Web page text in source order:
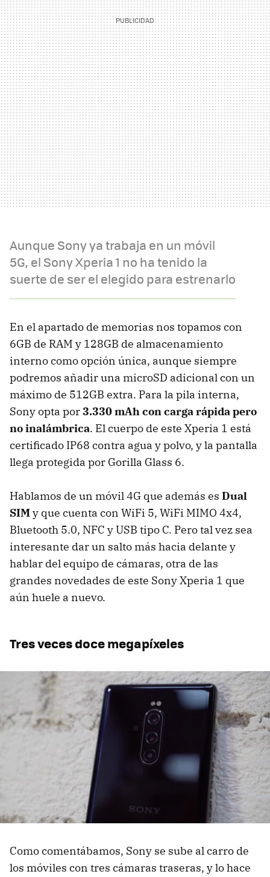
Aunque Sony ya trabaja en un móvil
5G, el Sony Xperia 1 no ha tenido la
suerte de ser el elegido para estrenarlo
En el apartado de memorias nos topamos con
6GB de RAM y 128GB de almacenamiento
interno como opción única, aunque siempre
podremos añadir una microSD adicional con un
máximo de 512GB extra. Para la pila interna,
Sony opta por3.330 mAh con carga rápida pero
no inalámbrica. El cuerpo de este Xperia 1 está
certificado IP68 contra agua y polvo, y la pantalla
llega protegida por Gorilla Glass 6.
Hablamos de un móvil 4G que además es Dual
SIMy que cuenta con WiFi 5, WiFi MIMO 4x4,
Bluetooth 5.0, NFC y USB tipo C. Pero tal vez sea
interesante dar un salto más hacia delante y
hablar del equipo de cámaras, otra de las
grandes novedades de este Sony Xperia 1 que
aún huele a nuevo.
Tres veces doce megapíxeles
Como comentábamos, Sony se sube al carro de
los móviles con tres cámaras traseras, y lo hace